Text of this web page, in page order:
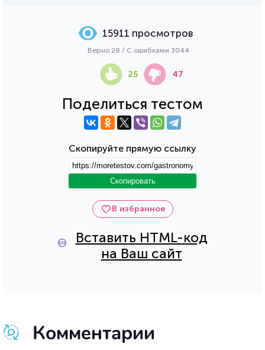
В избранное
Вставить HTML-код
на Ваш сайт
Поделиться тестом
Скопируйте прямую ссылку
Скопировать
15911 просмотров
Верно 28 / С ошибками 3044
25 47
Комментарии